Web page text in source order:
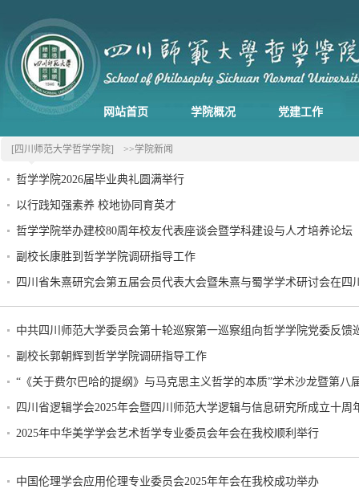
网站首页 学院概况 党建工作
[四川师范大学哲学学院] >>学院新闻
哲学学院2026届毕业典礼圆满举行
以行践知强素养 校地协同育英才
哲学学院举办建校80周年校友代表座谈会暨学科建设与人才培养论坛
副校长康胜到哲学学院调研指导工作
四川省朱熹研究会第五届会员代表大会暨朱熹与蜀学学术研讨会在四
中共四川师范大学委员会第十轮巡察第一巡察组向哲学学院党委反馈
副校长郭朝辉到哲学学院调研指导工作
“《关于费尔巴哈的提纲》与马克思主义哲学的本质”学术沙龙暨第八
四川省逻辑学会2025年会暨四川师范大学逻辑与信息研究所成立十周
2025年中华美学学会艺术哲学专业委员会年会在我校顺利举行
中国伦理学会应用伦理专业委员会2025年年会在我校成功举办